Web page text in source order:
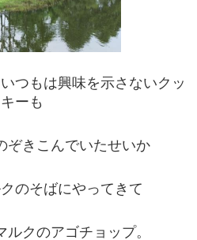
つもは興味を示さないクッ
キーも
ぞきこんでいたせいか
のそばにやってきて
クのアゴチョップ。